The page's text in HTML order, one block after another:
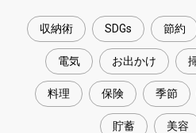
収納術 SDGs 節約
電気 お出かけ
料理 保険 季節
貯蓄 美容